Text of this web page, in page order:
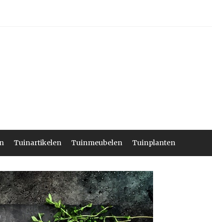
Tuinartikelen Tuinmeubelen Tuinplanten